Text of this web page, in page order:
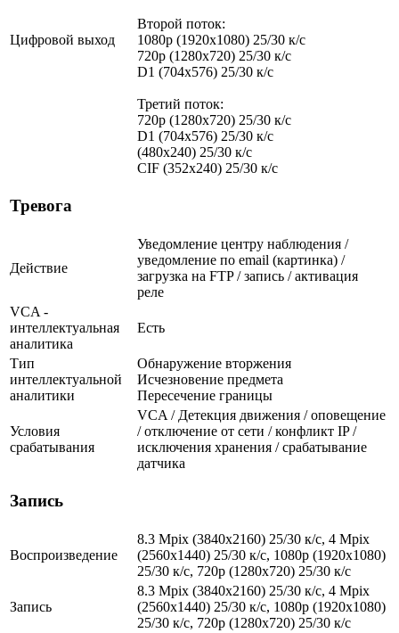
Цифровой выход
Второй поток:
1080p (1920x1080) 25/30 к/с
720p (1280х720) 25/30 к/с
D1 (704x576) 25/30 к/с
Третий поток:
720p (1280х720) 25/30 к/с
D1 (704x576) 25/30 к/с
(480x240) 25/30 к/с
CIF (352x240) 25/30 к/с
Тревога
Действие
Уведомление центру наблюдения /
уведомление по email (картинка) /
загрузка на FTP / запись / активация
реле
VCA -
интеллектуальная
аналитика
Есть
Тип
интеллектуальной
аналитики
Обнаружение вторжения
Исчезновение предмета
Пересечение границы
Условия
срабатывания
VCA / Детекция движения / оповещение
/ отключение от сети / конфликт IP /
исключения хранения / срабатывание
датчика
Запись
Воспроизведение
8.3 Mpix (3840x2160) 25/30 к/с, 4 Mpix
(2560x1440) 25/30 к/с, 1080p (1920x1080)
25/30 к/с, 720p (1280х720) 25/30 к/с
Запись
8.3 Mpix (3840x2160) 25/30 к/с, 4 Mpix
(2560x1440) 25/30 к/с, 1080p (1920x1080)
25/30 к/с, 720p (1280х720) 25/30 к/с